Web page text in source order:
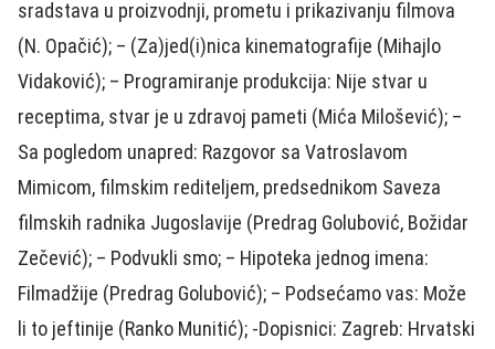
sradstava u proizvodnji, prometu i prikazivanju filmova
(N. Opačić); – (Za)jed(i)nica kinematografije (Mihajlo
Vidaković); – Programiranje produkcija: Nije stvar u
receptima, stvar je u zdravoj pameti (Mića Milošević); –
Sa pogledom unapred: Razgovor sa Vatroslavom
Mimicom, filmskim rediteljem, predsednikom Saveza
filmskih radnika Jugoslavije (Predrag Golubović, Božidar
Zečević); – Podvukli smo; – Hipoteka jednog imena:
Filmadžije (Predrag Golubović); – Podsećamo vas: Može
li to jeftinije (Ranko Munitić); -Dopisnici: Zagreb: Hrvatski